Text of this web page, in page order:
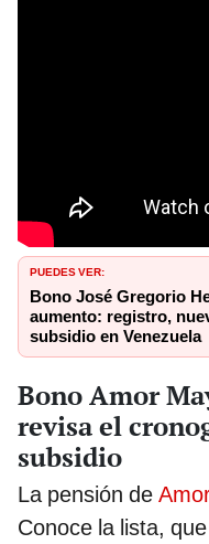
PUEDES VER:
Bono José Gregorio
aumento: registro,
subsidio en Venezuela
Bono Amor
revisa el
subsidio
La pensión de
Conoce la lista,